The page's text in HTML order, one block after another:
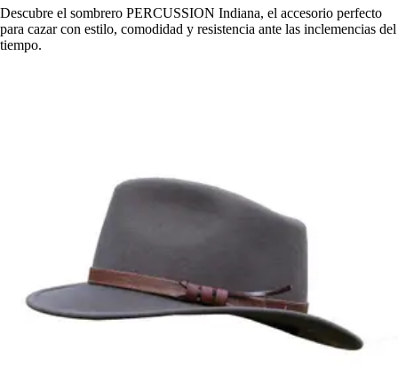
Descubre el sombrero PERCUSSION Indiana, el accesorio perfecto
para cazar con estilo, comodidad y resistencia ante las inclemencias del
tiempo.